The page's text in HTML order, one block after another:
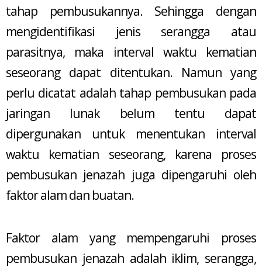
tahap pembusukannya. Sehingga dengan
mengidentifikasi jenis serangga atau
parasitnya, maka interval waktu kematian
seseorang dapat ditentukan. Namun yang
perlu dicatat adalah tahap pembusukan pada
jaringan lunak belum tentu dapat
dipergunakan untuk menentukan interval
waktu kematian seseorang, karena proses
pembusukan jenazah juga dipengaruhi oleh
faktor alam dan buatan.
Faktor alam yang mempengaruhi proses
pembusukan jenazah adalah iklim, serangga,